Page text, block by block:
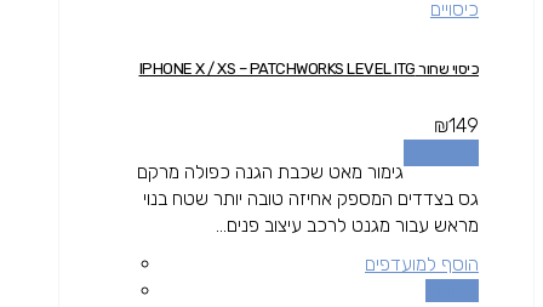
כיסויים
כיסוי שחור IPHONE X / XS – PATCHWORKS LEVEL ITG
₪149
גימור מאט שכבת הגנה כפולה מרקם
גס בצדדים המספק אחיזה טובה יותר שטח בנוי
מראש עבור מגנט לרכב עיצוב פנים...
הוסף למועדפים